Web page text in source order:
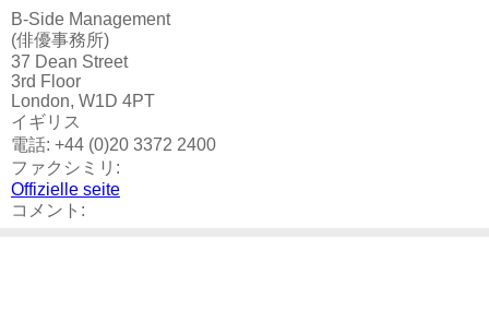
B-Side Management
(俳優事務所)
37 Dean Street
3rd Floor
London, W1D 4PT
イギリス
電話: +44 (0)20 3372 2400
ファクシミリ:
Offizielle seite
コメント: